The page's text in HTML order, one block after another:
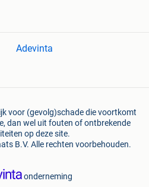
Adevinta
voor (gevolg)schade die voortkomt
dan wel uit fouten of ontbrekende
op deze site.
B.V. Alle rechten voorbehouden.
onderneming